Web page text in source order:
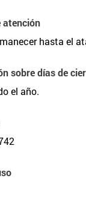
atención
hasta el
sobre días de
el año.